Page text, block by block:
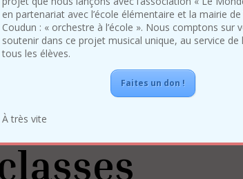
en partenariat avec l’école élémentaire et la mairie de
Coudun : « orchestre à l’école ». Nous comptons sur
soutenir dans ce projet musical unique, au service de
tous les élèves.
Faites un don !
À très vite